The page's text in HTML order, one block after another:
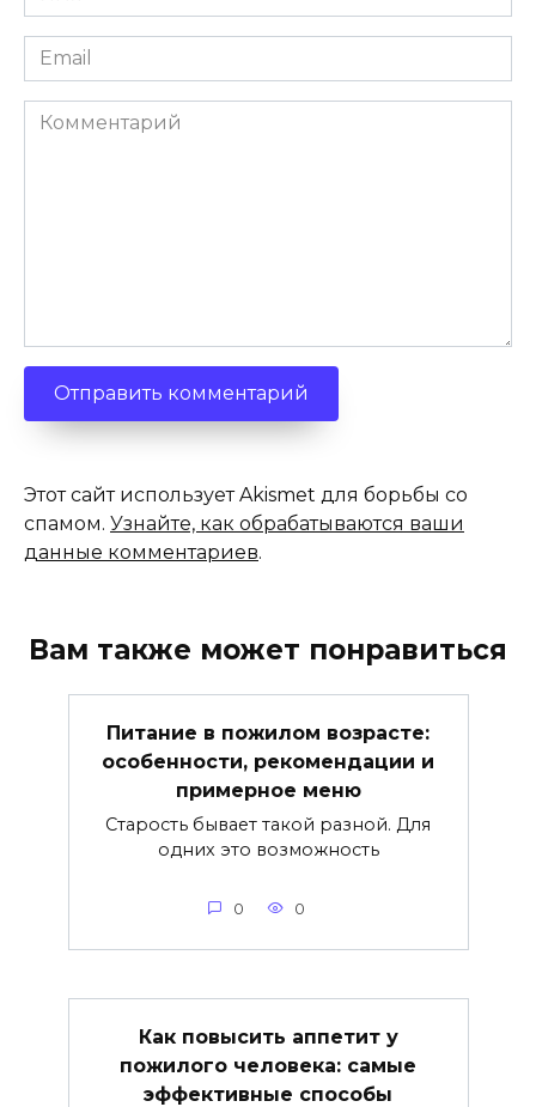
*
Email
*
Комментарий
Этот сайт использует Akismet для борьбы со
спамом. Узнайте, как обрабатываются ваши
данные комментариев.
Вам также может понравиться
Питание в пожилом возрасте:
особенности, рекомендации и
примерное меню
Старость бывает такой разной. Для
одних это возможность
0 0
Как повысить аппетит у
пожилого человека: самые
эффективные способы